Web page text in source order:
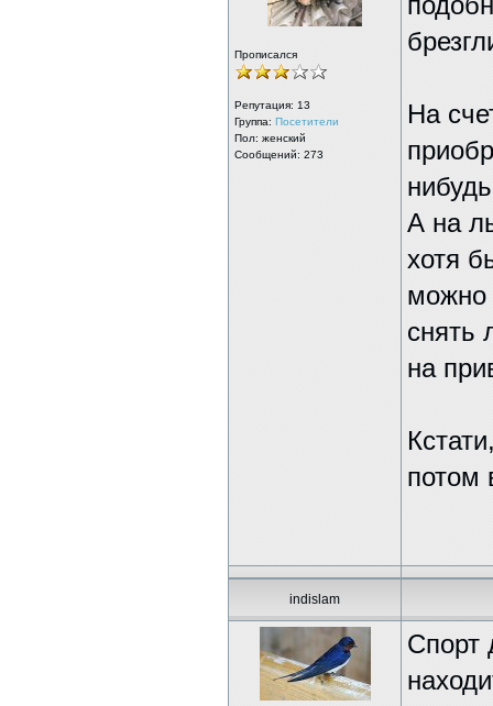
Прописался
Репутация: 13
Группа: Посетители
Пол: женский
Сообщений: 273
На
А на
хотя
можно
снять
на
потом
indislam
Спорт